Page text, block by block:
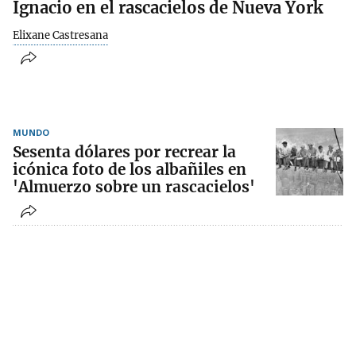
Ignacio en el rascacielos de Nueva York
Elixane Castresana
MUNDO
Sesenta dólares por recrear la
icónica foto de los albañiles en
'Almuerzo sobre un rascacielos'